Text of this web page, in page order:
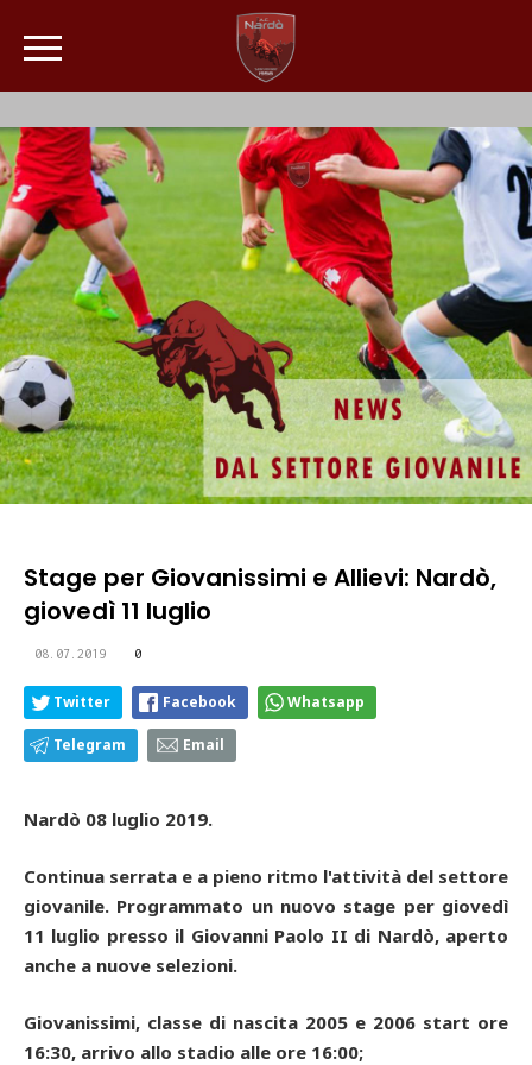
Stage per Giovanissimi e Allievi: Nardò,
giovedì 11 luglio
08.07.2019 0
Twitter Facebook Whatsapp
Telegram Email
Nardò 08 luglio 2019.
Continua serrata e a pieno ritmo l'attività del settore
giovanile. Programmato un nuovo stage per giovedì
11 luglio presso il Giovanni Paolo II di Nardò, aperto
anche a nuove selezioni.
Giovanissimi, classe di nascita 2005 e 2006 start ore
16:30, arrivo allo stadio alle ore 16:00;